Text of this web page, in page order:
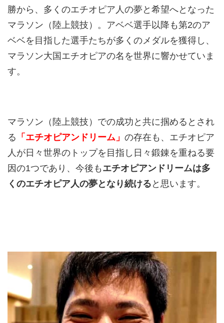
勝から、多くのエチオピア人の夢と希望へとなった
マラソン（陸上競技）。アベベ選手以降も第2のア
ベベを目指した選手たちが多くのメダルを獲得し、
マラソン大国エチオピアの名を世界に響かせていま
す。
マラソン（陸上競技）での成功と共に掴めるとされ
る 「エチオピアンドリーム」 の存在も、エチオピア
人が日々世界のトップを目指し日々鍛錬を重ねる要
因の1つであり、今後も エチオピアンドリームは多
くのエチオピア人の夢となり続ける と思います。